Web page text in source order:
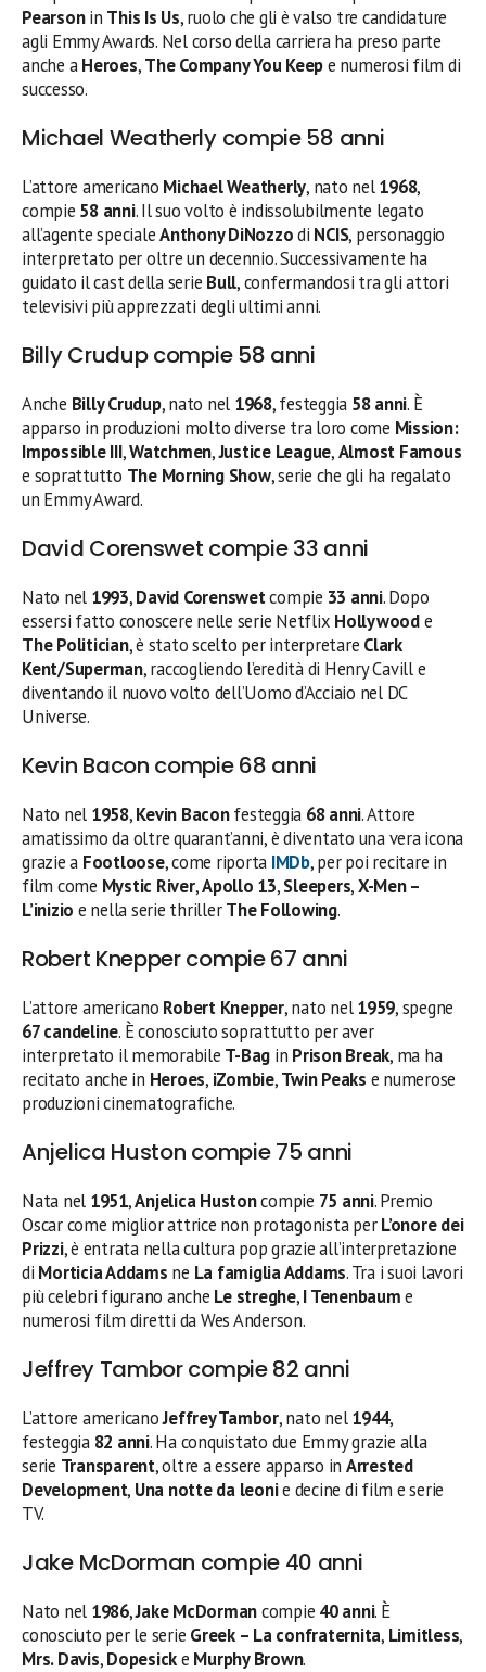
Pearsonin This Is Us, ruolo che gli è valso tre candidature
agli Emmy Awards. Nel corso della carriera ha preso parte
anche aHeroes,The Company You Keepe numerosi film di
successo.
Michael Weatherly compie 58 anni
L’attore americano Michael Weatherly, nato nel1968,
compie 58 anni. Il suo volto è indissolubilmente legato
all’agente specialeAnthony DiNozzodi NCIS, personaggio
interpretato per oltre un decennio. Successivamente ha
guidato il cast della serie Bull, confermandosi tra gli attori
televisivi più apprezzati degli ultimi anni.
Billy Crudup compie 58 anni
Anche Billy Crudup, nato nel 1968, festeggia 58 anni. È
apparso in produzioni molto diverse tra loro come Mission:
Impossible III,Watchmen,Justice League,Almost Famous
e soprattutto The Morning Show, serie che gli ha regalato
un Emmy Award.
David Corenswet compie 33 anni
Nato nel 1993,David Corenswetcompie 33 anni. Dopo
essersi fatto conoscere nelle serie Netflix Hollywoode
The Politician, è stato scelto per interpretare Clark
Kent/Superman, raccogliendo l’eredità di Henry Cavill e
diventando il nuovo volto dell’Uomo d’Acciaio nel DC
Universe.
Kevin Bacon compie 68 anni
Nato nel 1958,Kevin Baconfesteggia 68 anni. Attore
amatissimo da oltre quarant’anni, è diventato una vera icona
grazie a Footloose, come riporta IMDb, per poi recitare in
film come Mystic River,Apollo 13,Sleepers,X-Men –
L’inizio e nella serie thrillerThe Following.
Robert Knepper compie 67 anni
L’attore americano Robert Knepper, nato nel1959, spegne
67 candeline. È conosciuto soprattutto per aver
interpretato il memorabile T-Bag in Prison Break, ma ha
recitato anche in Heroes, iZombie,Twin Peaks e numerose
produzioni cinematografiche.
Anjelica Huston compie 75 anni
Nata nel 1951,Anjelica Hustoncompie 75 anni. Premio
Oscar come miglior attrice non protagonista perL’onore dei
Prizzi, è entrata nella cultura pop grazie all’interpretazione
di Morticia Addams ne La famiglia Addams. Tra i suoi lavori
più celebri figurano anche Le streghe,I Tenenbaume
numerosi film diretti da Wes Anderson.
Jeffrey Tambor compie 82 anni
L’attore americanoJeffrey Tambor, nato nel1944,
festeggia 82 anni. Ha conquistato due Emmy grazie alla
serie Transparent, oltre a essere apparso in Arrested
Development, Una notte da leonie decine di film e serie
TV.
Jake McDorman compie 40 anni
Nato nel 1986,Jake McDormancompie 40 anni. È
conosciuto per le serie Greek – La confraternita, Limitless,
Mrs. Davis,Dopesicke Murphy Brown.